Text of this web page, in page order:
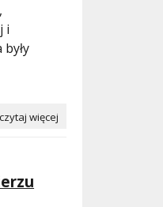
i
czytaj więcej